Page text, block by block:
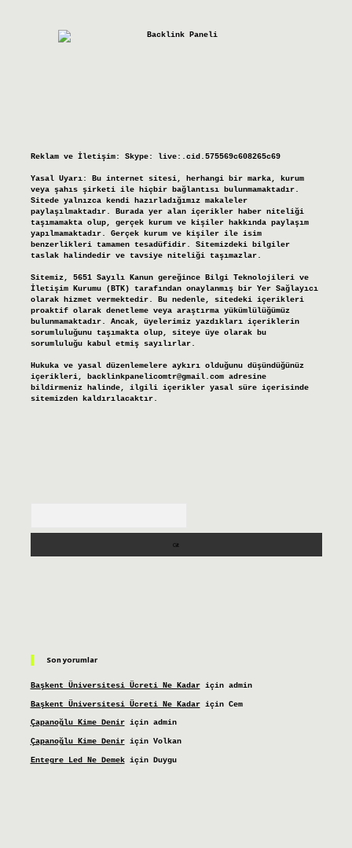
Reklam ve İletişim: Skype: live:.cid.575569c608265c69
Yasal Uyarı:
Bu internet sitesi, herhangi bir marka, kurum
veya şahıs şirketi ile hiçbir bağlantısı bulunmamaktadır.
Sitede yalnızca kendi hazırladığımız makaleler
paylaşılmaktadır. Burada yer alan içerikler haber niteliği
taşımamakta olup, gerçek kurum ve kişiler hakkında paylaşım
yapılmamaktadır. Gerçek kurum ve kişiler ile isim
benzerlikleri tamamen tesadüfidir. Sitemizdeki bilgiler
taslak halindedir ve tavsiye niteliği taşımazlar.
Sitemiz, 5651 Sayılı Kanun gereğince Bilgi Teknolojileri ve
İletişim Kurumu (BTK) tarafından onaylanmış bir Yer Sağlayıcı
olarak hizmet vermektedir. Bu nedenle, sitedeki içerikleri
proaktif olarak denetleme veya araştırma yükümlülüğümüz
bulunmamaktadır. Ancak, üyelerimiz yazdıkları içeriklerin
sorumluluğunu taşımakta olup, siteye üye olarak bu
sorumluluğu kabul etmiş sayılırlar.
Hukuka ve yasal düzenlemelere aykırı olduğunu düşündüğünüz
içerikleri, backlinkpanelicomtr@gmail.comadresine
bildirmeniz halinde, ilgili içerikler yasal süre içerisinde
sitemizden kaldırılacaktır.
Son yorumlar
Başkent Üniversitesi Ücreti Ne Kadariçin admin
Başkent Üniversitesi Ücreti Ne Kadariçin Cem
Çapanoğlu Kime Deniriçin admin
Çapanoğlu Kime Deniriçin Volkan
Entegre Led Ne Demekiçin Duygu